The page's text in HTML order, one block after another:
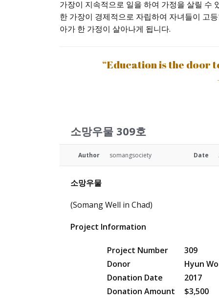
가장이 지속적으로 일을 하여 가정을 살릴 수
한 가장이 경제적으로 자립하여 자녀들이 고
아가 한 가정이 살아나게 됩니다.
“Education is the door
소망우물 309호
Author somangsociety Date
소망우물
(Somang Well in Chad)
Project Information
Project Number
309
Donor
Hyun
Donation Date
2017
Donation Amount
$3,500